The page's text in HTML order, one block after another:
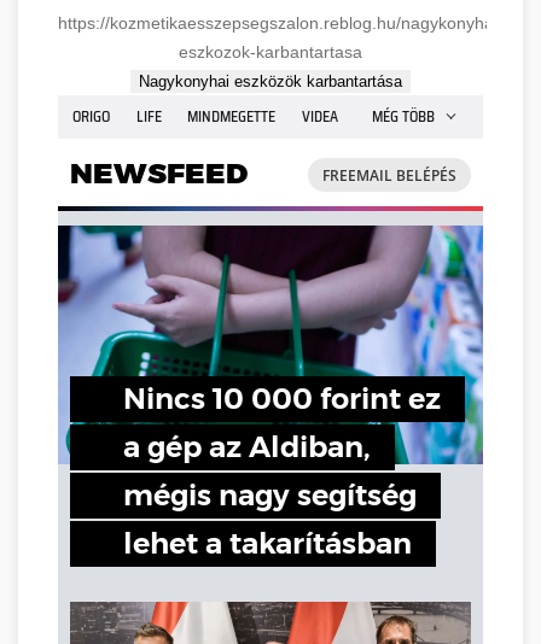
https://kozmetikaesszepsegszalon.reblog.hu/nagykonyhai-
eszkozok-karbantartasa
Nagykonyhai eszközök karbantartása